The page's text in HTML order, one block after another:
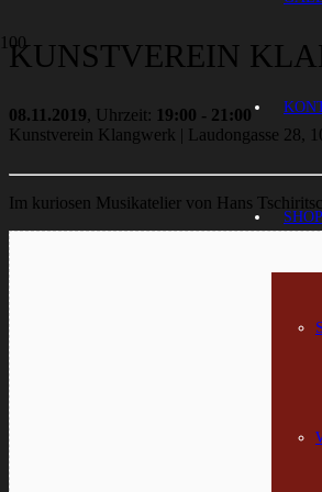
SHOP
KUNSTVEREIN
08.11.2019, Uhrzeit: 19:00 - 21:00
Kunstverein Klangwerk | Laudongasse 28,
Im kuriosen Musikatelier von Hans